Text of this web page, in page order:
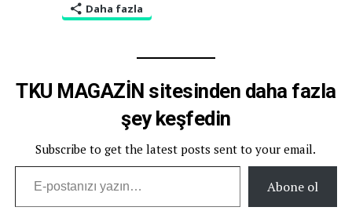
Daha fazla
TKU MAGAZİN sitesinden daha fazla
şey keşfedin
Subscribe to get the latest posts sent to your email.
E-postanızı yazın…
Abone ol